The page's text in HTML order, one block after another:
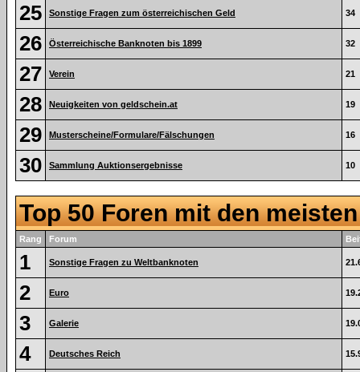
25 Sonstige Fragen zum österreichischen Geld 34
26 Österreichische Banknoten bis 1899 32
27 Verein 21
28 Neuigkeiten von geldschein.at 19
29 Musterscheine/Formulare/Fälschungen 16
30 Sammlung Auktionsergebnisse 10
Top 50 Foren mit den
Rang Forum
1 Sonstige Fragen zu Weltbanknoten
2 Euro
3 Galerie
4 Deutsches Reich